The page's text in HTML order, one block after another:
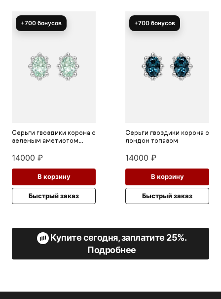
+700 бонусов
Серьги гвоздики корона с
лондон топазом
14000 ₽
В корзину
Быстрый заказ
+700 бонусов
Серьги гвоздики корона с
натуральным черным
14000 ₽
В корзину
Быстрый заказ
Купите сегодня, заплатите 25%.
Подробнее